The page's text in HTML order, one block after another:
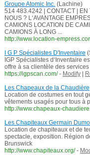
Groupe Atomic Inc.(Lachine)
514 483.4242 | CONTACT |
NOUS ? L‘AVANTAGE
CAMIONS LOCATION DE
CAMIONS À LONG ...
http://www.location-
I G P Spécialistes D'Inventaire
IGP Spécialistes d‘Inventaire
offre à sa clientèle des
https://igpscan.com/ - Modify|
Les Chapeaux de la Chaudière
Location de costumes en tout
vêtements usagés pour tous à
http://www.chapeaux-
Les Chapiteaux Germain
Location de chapiteaux et de
spectacle, exposition. Région
Brunswick
http://www.chapiteaux.org/ -